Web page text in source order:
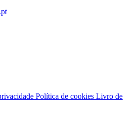
Política de cookies Livro de